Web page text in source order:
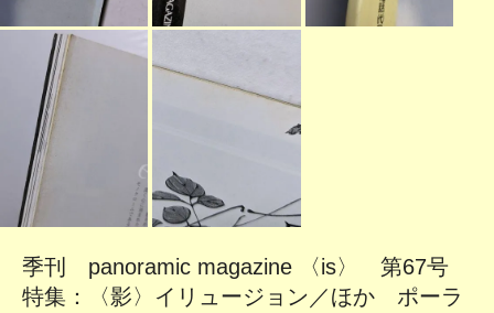
季刊 panoramic magazine 〈is〉 第67号
特集：〈影〉イリュージョン／ほか ポーラ